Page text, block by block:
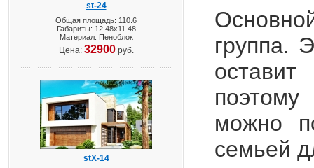
st-24
Общая площадь: 110.6
Габариты: 12.48х11.48
Материал: Пеноблок
Цена: 32900руб.
stX-14
группа.
можно
семьей